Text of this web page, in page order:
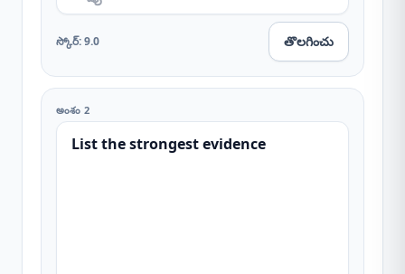
స్కోర్:9.0 తొలగించు
అంశం 2